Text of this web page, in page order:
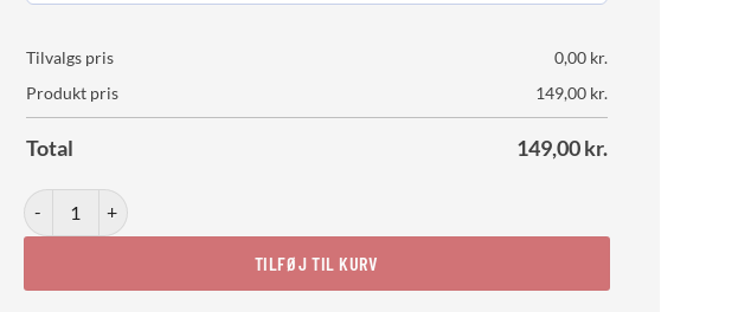
Tilvalgs pris 0,00 kr.
Produkt pris
149,00 kr.
Total 149,00kr.
Inner Frequencies No. 02 antal
TILFØJ TIL KURV